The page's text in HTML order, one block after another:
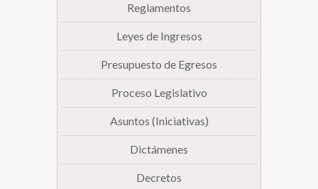
Reglamentos
Leyes de Ingresos
Presupuesto de Egresos
Proceso Legislativo
Asuntos (Iniciativas)
Dictámenes
Decretos